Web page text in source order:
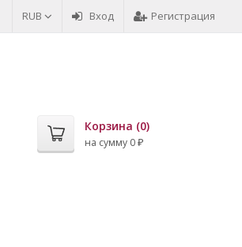
RUB Вход Регистрация
Корзина (0)
на сумму 0 ₽